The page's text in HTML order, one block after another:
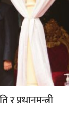
र प्रधानमन्त्री